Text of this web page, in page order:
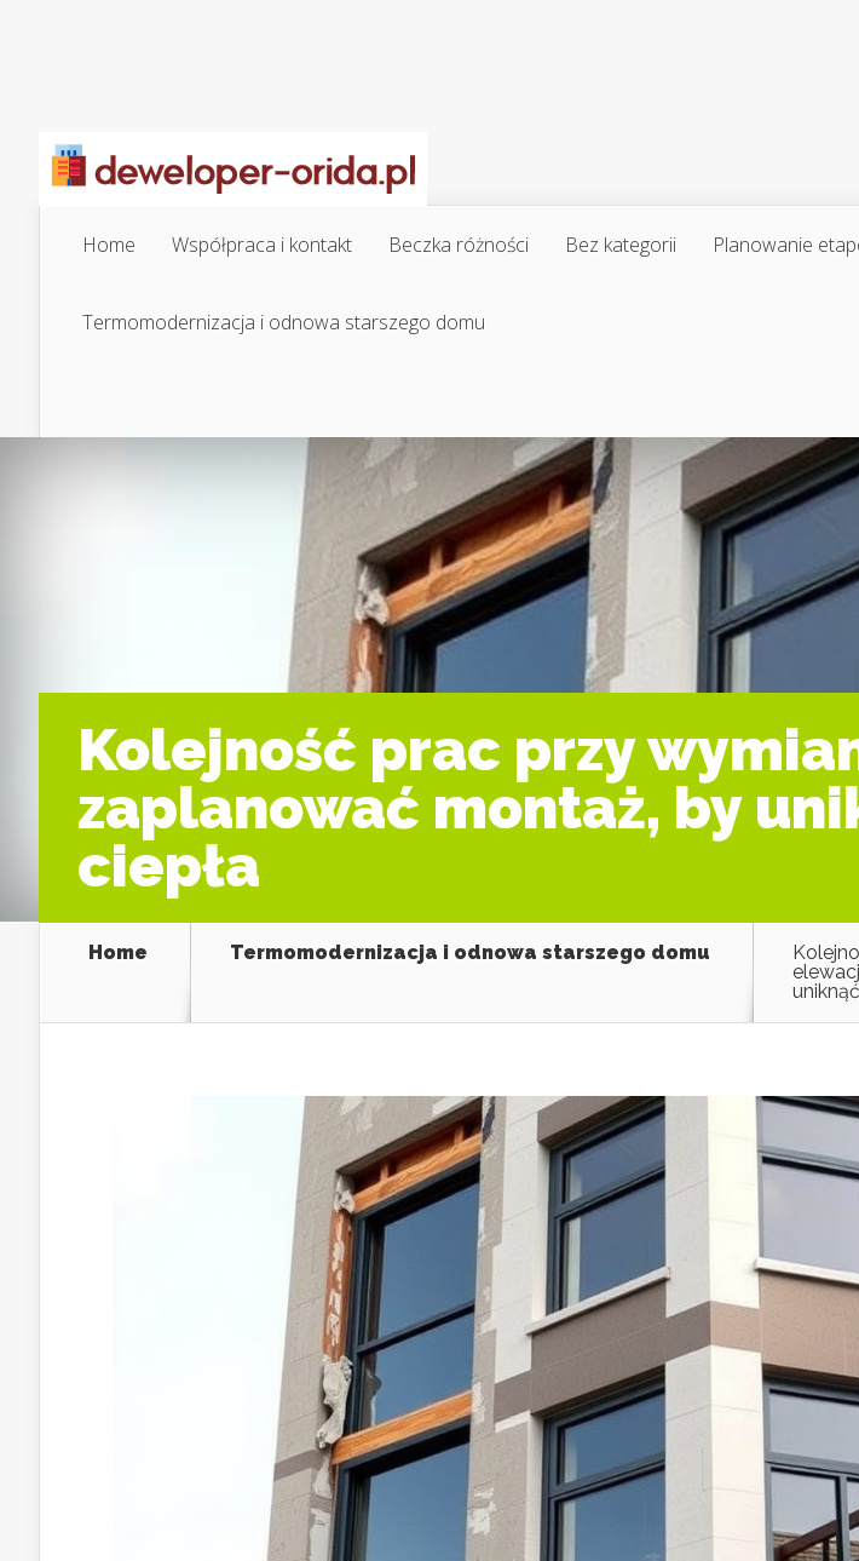
Home Współpraca i kontakt Beczka różności Bez kategorii Planowanie
Termomodernizacja i odnowa starszego domu
Kolejność prac przy
zaplanować montaż, by
ciepła
Home Termomodernizacja i odnowa starszego domu